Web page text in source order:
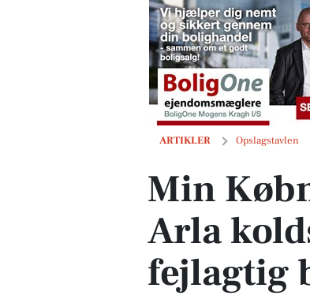
ARTIKLER Opslagstavlen
Min Købmand i Asp tilbyder
Min
Arla
fejlagtig